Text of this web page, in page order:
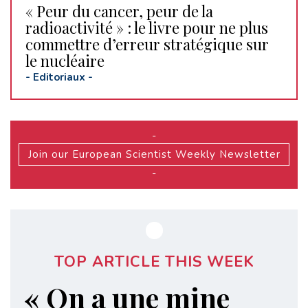
« Peur du cancer, peur de la
radioactivité » : le livre pour ne plus
commettre d’erreur stratégique sur
le nucléaire
- Editoriaux -
-
Join our European Scientist Weekly Newsletter
-
TOP ARTICLE THIS WEEK
« On a une mine